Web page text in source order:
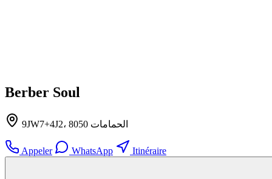
Berber Soul
9JW7+4J2، الحمامات 8050
Appeler WhatsApp Itinéraire